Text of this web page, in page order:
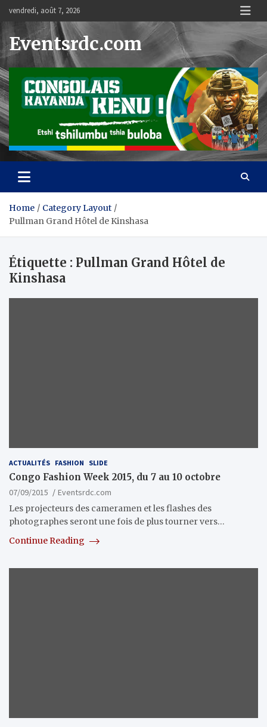
content
vendredi, août 7, 2026
Eventsrdc.com
Home
Category Layout
Pullman Grand Hôtel de Kinshasa
Étiquette : Pullman Grand Hôtel de
Kinshasa
ACTUALITÉS FASHION SLIDE
Congo Fashion Week 2015, du 7 au 10 octobre
07/09/2015
Eventsrdc.com
Les projecteurs des cameramen et les flashes des
photographes seront une fois de plus tourner vers…
Continue Reading